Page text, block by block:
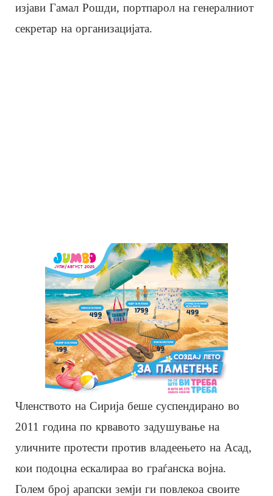
изјави Гамал Рошди, портпарол на генералниот
секретар на организацијата.
Членството на Сирија беше суспендирано во
2011 година по крвавото задушување на
уличните протести против владеењето на Асад,
кои подоцна ескалираа во граѓанска војна.
Голем број арапски земји ги повлекоа своите